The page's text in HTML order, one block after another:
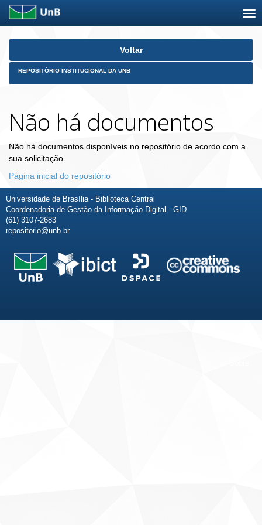
Skip
Voltar
REPOSITÓRIO INSTITUCIONAL DA UNB
Não há documentos
Não há documentos disponíveis no repositório de acordo com a
sua solicitação.
Página inicial do repositório
Universidade de Brasília - Biblioteca Central
Coordenadoria de Gestão da Informação Digital - GID
(61) 3107-2683
repositorio@unb.br